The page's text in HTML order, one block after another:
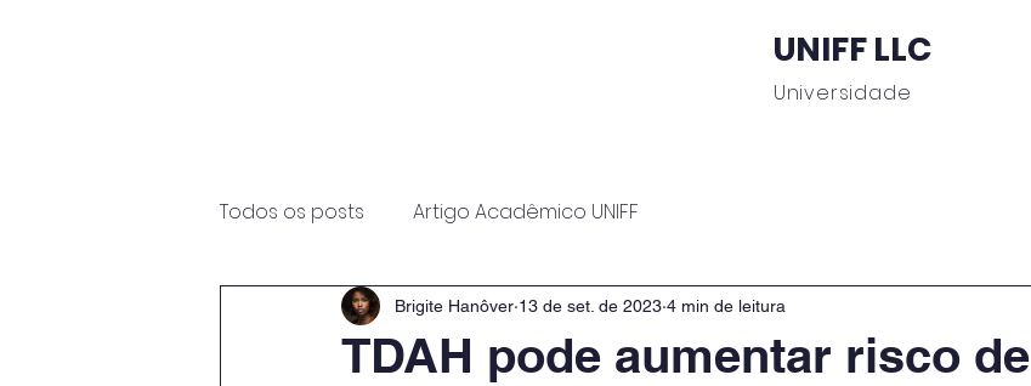
UNIFF LLC
Universidade
Todos os posts Artigo Acadêmico UNIFF
TDAH pode aumentar risco de
Brigite Hanôver 13 de set. de 2023 4 min de leitura